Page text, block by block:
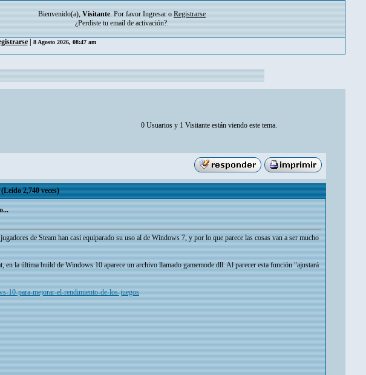
Bienvenido(a), Visitante. Por favor Ingresar o Registrarse
¿Perdiste tu email de activación?.
| 8 Agosto 2026, 08:47 am
0 Usuarios y 1 Visitante están viendo este tema.
2,740 veces)
de Steam han casi equiparado su uso al de Windows 7, y por lo que parece las cosas van a ser mucho
la última build de Windows 10 aparece un archivo llamado gamemode.dll. Al parecer esta función "ajustará
10-para-mejorar-el-rendimiento-de-los-juegos